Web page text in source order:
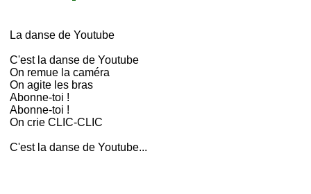
La danse de Youtube
C'est la danse de Youtube
On remue la caméra
On agite les bras
Abonne-toi !
Abonne-toi !
On crie CLIC-CLIC
C'est la danse de Youtube...